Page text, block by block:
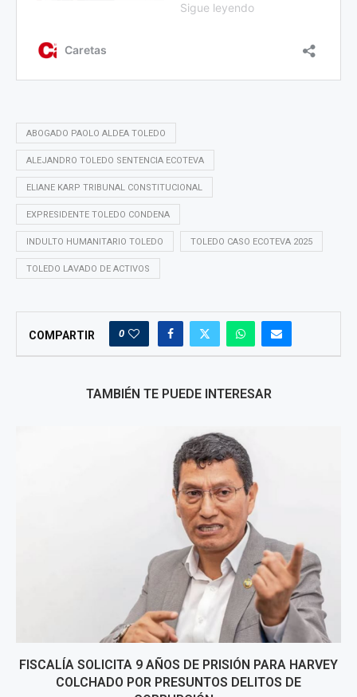
ABOGADO PAOLO ALDEA TOLEDO
ALEJANDRO TOLEDO SENTENCIA ECOTEVA
ELIANE KARP TRIBUNAL CONSTITUCIONAL
EXPRESIDENTE TOLEDO CONDENA
INDULTO HUMANITARIO TOLEDO TOLEDO CASO ECOTEVA 2025
TOLEDO LAVADO DE ACTIVOS
COMPARTIR 0
TAMBIÉN TE PUEDE INTERESAR
FISCALÍA SOLICITA 9 AÑOS DE PRISIÓN PARA HARVEY
COLCHADO POR PRESUNTOS DELITOS DE